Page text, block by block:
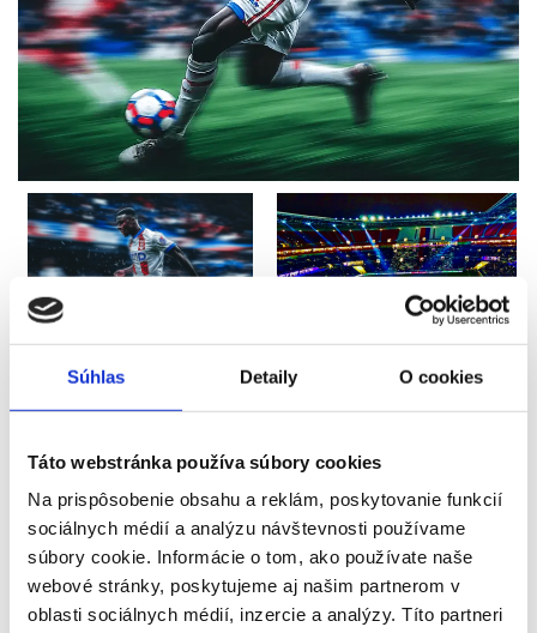
Súhlas Detaily O cookies
Táto webstránka používa súbory cookies
Na prispôsobenie obsahu a reklám, poskytovanie funkcií
sociálnych médií a analýzu návštevnosti používame
súbory cookie. Informácie o tom, ako používate naše
webové stránky, poskytujeme aj našim partnerom v
oblasti sociálnych médií, inzercie a analýzy. Títo partneri